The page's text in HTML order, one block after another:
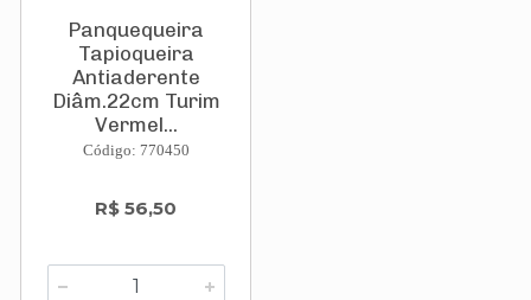
Panquequeira
Tapioqueira
Antiaderente
Diâm.22cm Turim
Vermel...
Código: 770450
R$ 56,50